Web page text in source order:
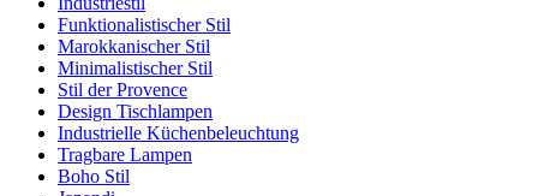
Funktionalistischer Stil
Marokkanischer Stil
Minimalistischer Stil
Stil der Provence
Design Tischlampen
Industrielle Küchenbeleuchtung
Tragbare Lampen
Boho Stil